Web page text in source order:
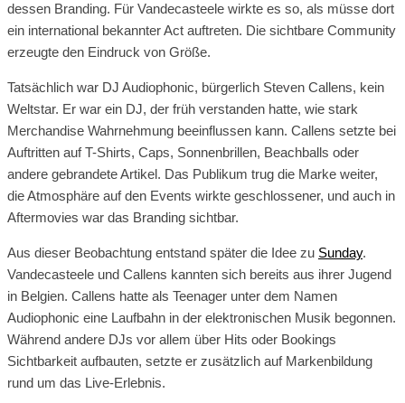
dessen Branding. Für Vandecasteele wirkte es so, als müsse dort
ein international bekannter Act auftreten. Die sichtbare Community
erzeugte den Eindruck von Größe.
Tatsächlich war DJ Audiophonic, bürgerlich Steven Callens, kein
Weltstar. Er war ein DJ, der früh verstanden hatte, wie stark
Merchandise Wahrnehmung beeinflussen kann. Callens setzte bei
Auftritten auf T-Shirts, Caps, Sonnenbrillen, Beachballs oder
andere gebrandete Artikel. Das Publikum trug die Marke weiter,
die Atmosphäre auf den Events wirkte geschlossener, und auch in
Aftermovies war das Branding sichtbar.
Aus dieser Beobachtung entstand später die Idee zu Sunday.
Vandecasteele und Callens kannten sich bereits aus ihrer Jugend
in Belgien. Callens hatte als Teenager unter dem Namen
Audiophonic eine Laufbahn in der elektronischen Musik begonnen.
Während andere DJs vor allem über Hits oder Bookings
Sichtbarkeit aufbauten, setzte er zusätzlich auf Markenbildung
rund um das Live-Erlebnis.